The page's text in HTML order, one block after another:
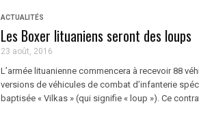
ACTUALITÉS
Les Boxer lituaniens seront des loups
23 août, 2016
L’armée lituanienne commencera à recevoir 88
versions de véhicules de combat d’infanterie
baptisée « Vilkas » (qui signifie « loup »). Ce